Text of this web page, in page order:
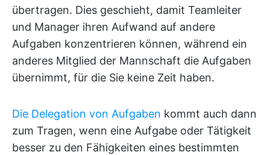
übertragen. Dies geschieht, damit Teamleiter
und Manager ihren Aufwand auf andere
Aufgaben konzentrieren können, während ein
anderes Mitglied der Mannschaft die Aufgaben
übernimmt, für die Sie keine Zeit haben.
Die Delegation von Aufgaben kommt auch dann
zum Tragen, wenn eine Aufgabe oder Tätigkeit
besser zu den Fähigkeiten eines bestimmten